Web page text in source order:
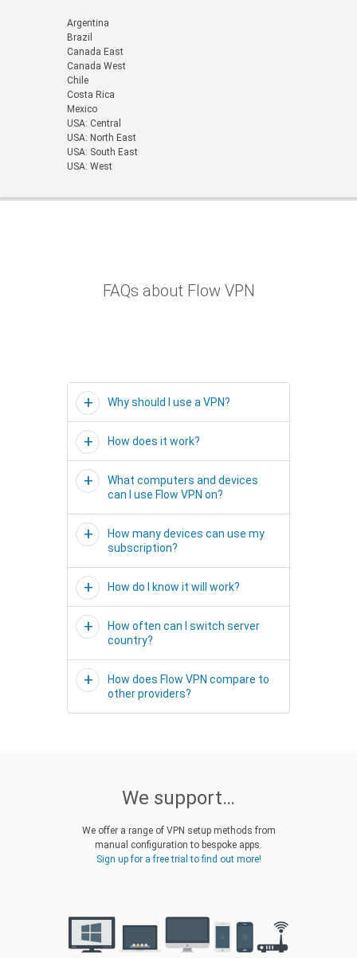
Argentina
Brazil
Canada East
Canada West
Chile
Costa Rica
Mexico
USA: Central
USA: North East
USA: South East
USA: West
FAQs about Flow VPN
Why should I use a VPN?
How does it work?
What computers and devices
can I use Flow VPN on?
How many devices can use my
subscription?
How do I know it will work?
How often can I switch server
country?
How does Flow VPN compare to
other providers?
We support…
We offer a range of VPN setup methods from
manual configuration to bespoke apps.
Sign up for a free trial to find out more!